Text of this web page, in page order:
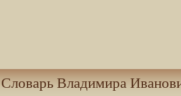
Словарь Владимира